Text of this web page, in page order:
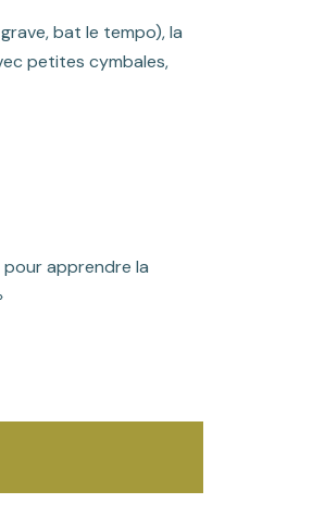
bat le tempo), la
petites cymbales,
apprendre la